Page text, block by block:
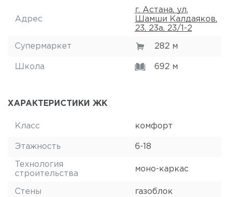
Адрес
г. Астана, ул.
Шамши Калдаяков,
23, 23а, 23/1-2
Супермаркет 282 м
Школа 692 м
ХАРАКТЕРИСТИКИ ЖК
Класс комфорт
Этажность 6-18
Технология
строительства
моно-каркас
Стены газоблок